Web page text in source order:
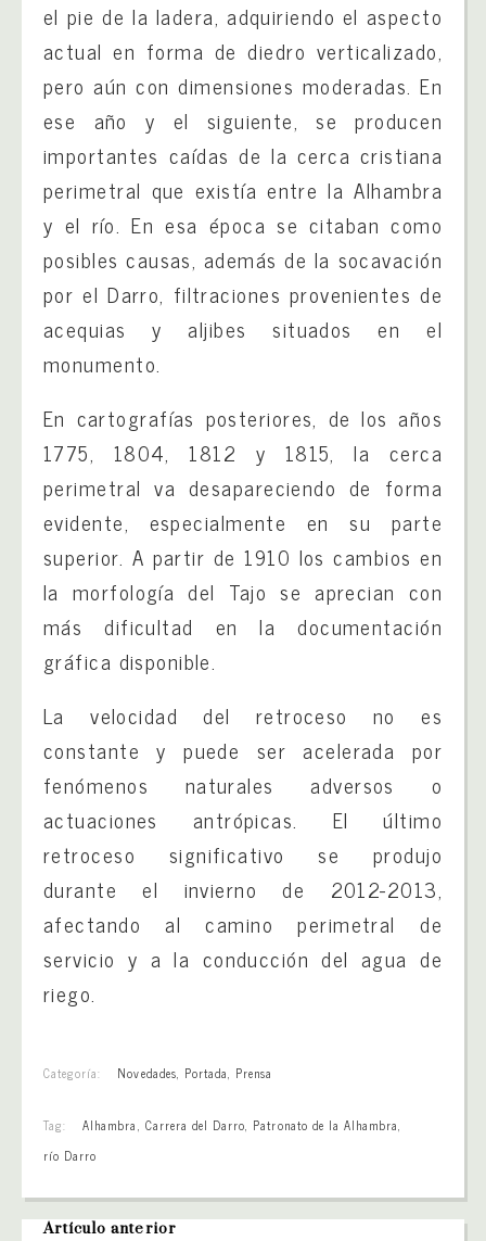
el pie de la ladera, adquiriendo el aspecto
actual en forma de diedro verticalizado,
pero aún con dimensiones moderadas. En
ese año y el siguiente, se producen
importantes caídas de la cerca cristiana
perimetral que existía entre la Alhambra
y el río. En esa época se citaban como
posibles causas, además de la socavación
por el Darro, filtraciones provenientes de
acequias y aljibes situados en el
monumento.
En cartografías posteriores, de los años
1775, 1804, 1812 y 1815, la cerca
perimetral va desapareciendo de forma
evidente, especialmente en su parte
superior. A partir de 1910 los cambios en
la morfología del Tajo se aprecian con
más dificultad en la documentación
gráfica disponible.
La velocidad del retroceso no es
constante y puede ser acelerada por
fenómenos naturales adversos o
actuaciones antrópicas. El último
retroceso significativo se produjo
durante el invierno de 2012-2013,
afectando al camino perimetral de
servicio y a la conducción del agua de
riego.
Categoría: Novedades, Portada, Prensa
Tag: Alhambra, Carrera del Darro, Patronato de la Alhambra,
río Darro
Artículo anterior